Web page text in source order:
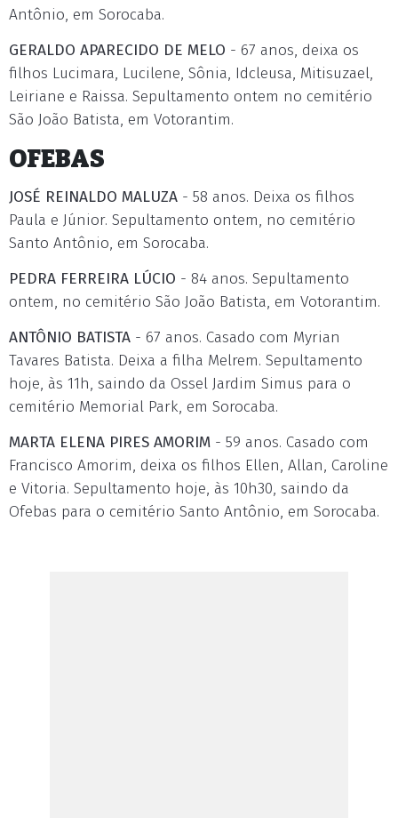
Antônio, em Sorocaba.
GERALDO APARECIDO DE MELO - 67 anos, deixa os
filhos Lucimara, Lucilene, Sônia, Idcleusa, Mitisuzael,
Leiriane e Raissa. Sepultamento ontem no cemitério
São João Batista, em Votorantim.
OFEBAS
JOSÉ REINALDO MALUZA - 58 anos. Deixa os filhos
Paula e Júnior. Sepultamento ontem, no cemitério
Santo Antônio, em Sorocaba.
PEDRA FERREIRA LÚCIO - 84 anos. Sepultamento
ontem, no cemitério São João Batista, em Votorantim.
ANTÔNIO BATISTA - 67 anos. Casado com Myrian
Tavares Batista. Deixa a filha Melrem. Sepultamento
hoje, às 11h, saindo da Ossel Jardim Simus para o
cemitério Memorial Park, em Sorocaba.
MARTA ELENA PIRES AMORIM - 59 anos. Casado com
Francisco Amorim, deixa os filhos Ellen, Allan, Caroline
e Vitoria. Sepultamento hoje, às 10h30, saindo da
Ofebas para o cemitério Santo Antônio, em Sorocaba.